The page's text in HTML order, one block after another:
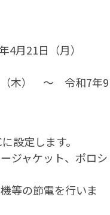
4月21日（月）
（木） ～ 令和7年9
設定します。
ジャケット、ポロシ
等の節電を行いま